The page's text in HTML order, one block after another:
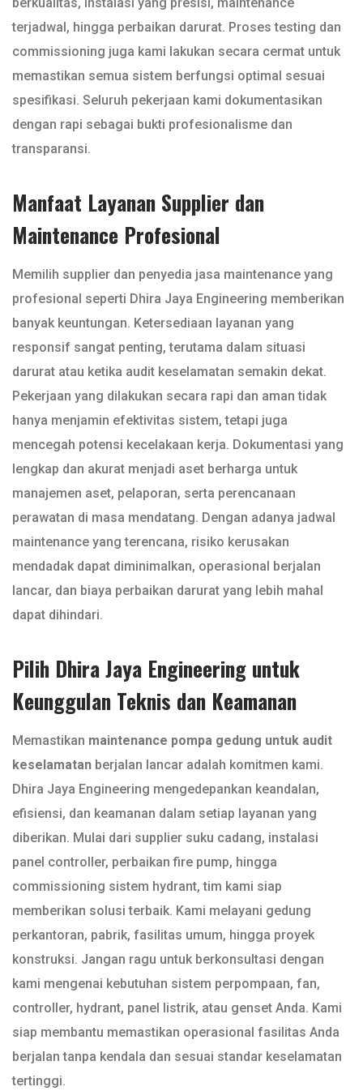
terjadwal, hingga perbaikan darurat. Proses testing dan
commissioning juga kami lakukan secara cermat untuk
memastikan semua sistem berfungsi optimal sesuai
spesifikasi. Seluruh pekerjaan kami dokumentasikan
dengan rapi sebagai bukti profesionalisme dan
transparansi.
Manfaat Layanan Supplier dan
Maintenance Profesional
Memilih supplier dan penyedia jasa maintenance yang
profesional seperti Dhira Jaya Engineering memberikan
banyak keuntungan. Ketersediaan layanan yang
responsif sangat penting, terutama dalam situasi
darurat atau ketika audit keselamatan semakin dekat.
Pekerjaan yang dilakukan secara rapi dan aman tidak
hanya menjamin efektivitas sistem, tetapi juga
mencegah potensi kecelakaan kerja. Dokumentasi yang
lengkap dan akurat menjadi aset berharga untuk
manajemen aset, pelaporan, serta perencanaan
perawatan di masa mendatang. Dengan adanya jadwal
maintenance yang terencana, risiko kerusakan
mendadak dapat diminimalkan, operasional berjalan
lancar, dan biaya perbaikan darurat yang lebih mahal
dapat dihindari.
Pilih Dhira Jaya Engineering untuk
Keunggulan Teknis dan Keamanan
Memastikan maintenance pompa gedung untuk audit
keselamatan berjalan lancar adalah komitmen kami.
Dhira Jaya Engineering mengedepankan keandalan,
efisiensi, dan keamanan dalam setiap layanan yang
diberikan. Mulai dari supplier suku cadang, instalasi
panel controller, perbaikan fire pump, hingga
commissioning sistem hydrant, tim kami siap
memberikan solusi terbaik. Kami melayani gedung
perkantoran, pabrik, fasilitas umum, hingga proyek
konstruksi. Jangan ragu untuk berkonsultasi dengan
kami mengenai kebutuhan sistem perpompaan, fan,
controller, hydrant, panel listrik, atau genset Anda. Kami
siap membantu memastikan operasional fasilitas Anda
berjalan tanpa kendala dan sesuai standar keselamatan
tertinggi.